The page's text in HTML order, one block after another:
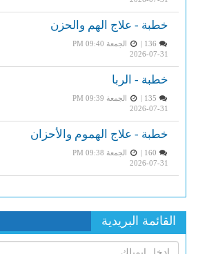
خطبة - علاج الهم والحزن
الجمعة PM 09:40
2026-07-31
خطبة - الربا
الجمعة PM 09:39
2026-07-31
خطبة - علاج الهموم والأحزان
الجمعة PM 09:38
2026-07-31
القائمة البريدية